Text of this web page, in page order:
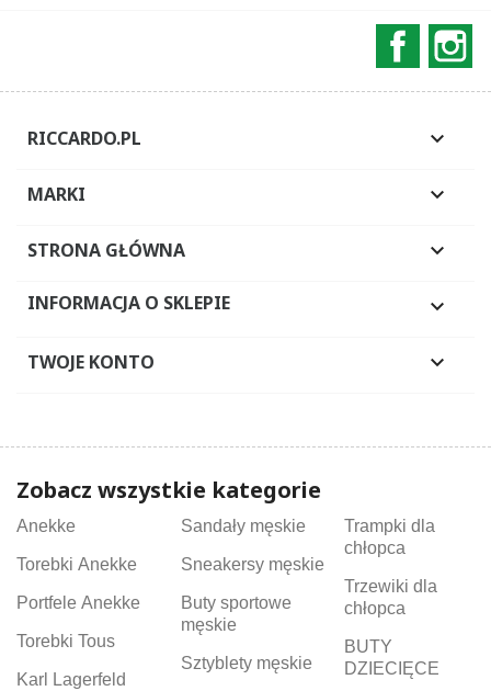
RICCARDO.PL 
MARKI 
STRONA GŁÓWNA 
INFORMACJA O SKLEPIE 
TWOJE KONTO 
Zobacz wszystkie kategorie
Anekke
Torebki Anekke
Portfele Anekke
Torebki Tous
Karl Lagerfeld
Sandały męskie
Sneakersy męskie
Buty sportowe
męskie
Sztyblety męskie
Trampki dla
chłopca
Trzewiki dla
chłopca
BUTY
DZIECIĘCE